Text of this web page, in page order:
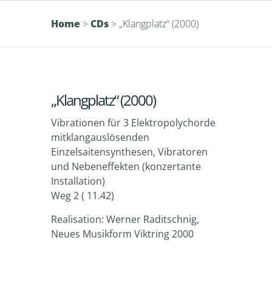
Home >CDs > „Klangplatz“ (2000)
„Klangplatz“ (2000)
Vibrationen für 3 Elektropolychorde
mitklangauslösenden
Einzelsaitensynthesen, Vibratoren
und Nebeneffekten (konzertante
Installation)
Weg 2 ( 11.42)
Realisation: Werner Raditschnig,
Neues Musikform Viktring 2000